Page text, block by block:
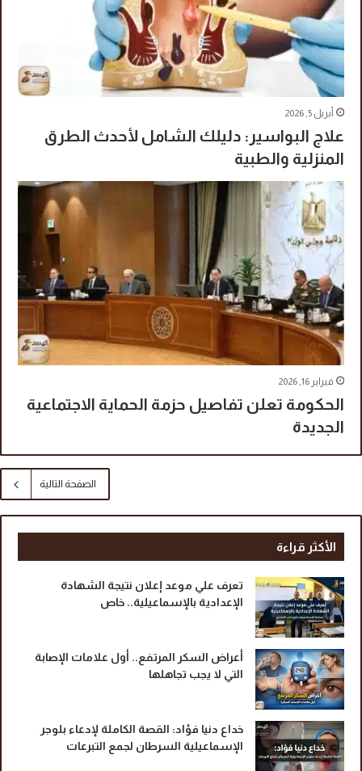
أبريل 5, 2026
علاج البواسير: دليلك الشامل لأحدث الطرق
المنزلية والطبية
فبراير 16, 2026
الحكومة تعلن تفاصيل حزمة الحماية الاجتماعية
الجديدة
الصفحة التالية
الأكثر قراءة
تعرف علي موعد إعلان نتيجة الشهادة
الإعدادية بالإسماعيلية.. خاص
أعراض السكر المرتفع.. أول علامات الإصابة
التي لا يجب تجاهلها
خداع دنيا فؤاد: القصة الكاملة لإدعاء بلوجر
الإسماعيلية السرطان لجمع التبرعات